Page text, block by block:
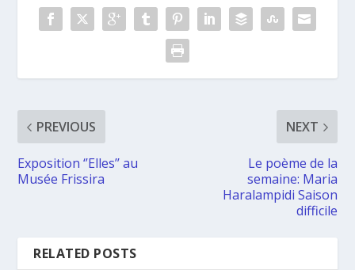
PREVIOUS
Exposition ‘’Elles’’ au
Musée Frissira
NEXT
Le poème de la
semaine: Maria
Haralampidi Saison
difficile
RELATED POSTS